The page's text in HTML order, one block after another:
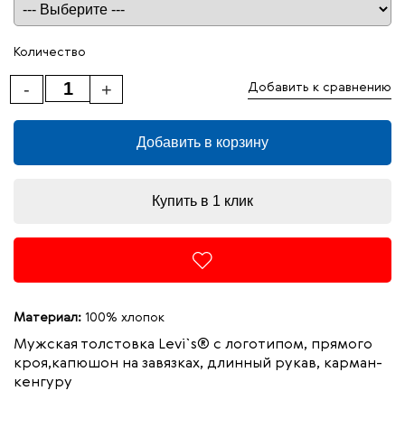
Таблица размеров
Количество
+
- Добавить к сравнению
Добавить в корзину
Купить в 1 клик
Материал: 100% хлопок
Мужская толстовка Levi`s® с логотипом, прямого
кроя,капюшон на завязках, длинный рукав, карман-
кенгуру